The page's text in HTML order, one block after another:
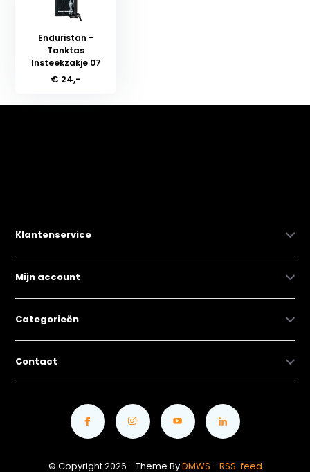
Enduristan -
Tanktas
Insteekzakje 07
€ 24,-
Klantenservice
Mijn account
Categorieën
Contact
© Copyright 2026 - Theme ByDMWS - RSS-feed